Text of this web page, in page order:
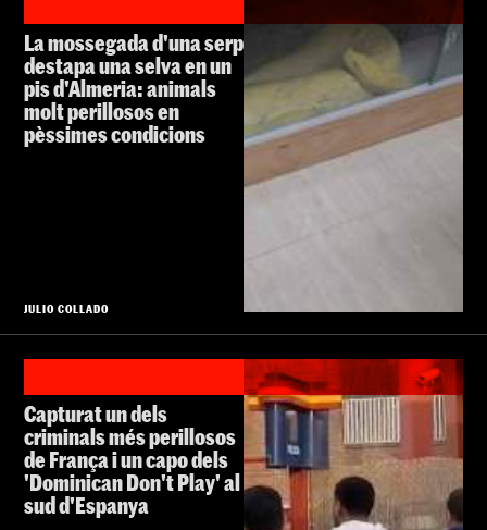
La mossegada d'una serp
destapa una selva en un
pis d'Almeria: animals
molt perillosos en
pèssimes condicions
JULIO COLLADO
Capturat un dels
criminals més perillosos
de França i un capo dels
'Dominican Don't Play' al
sud d'Espanya